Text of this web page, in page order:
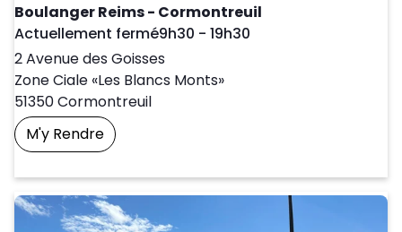
Boulanger Reims - Cormontreuil
Actuellement ferméDay of the Week
9h30 - 19h30
2 Avenue des Goisses
Zone Ciale «Les Blancs Monts»
51350Cormontreuil
M'y RendrePrendre Un Rendez-Vous